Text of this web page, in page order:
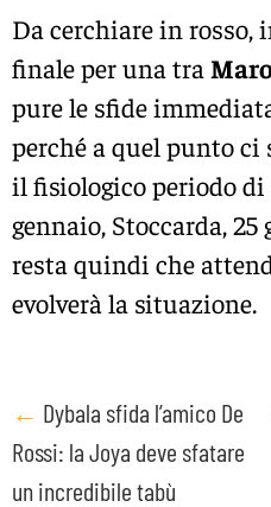
Da cerchiare in rosso,
finale per una tra
pure le sfide
perché a quel punto ci
il fisiologico periodo di
gennaio, Stoccarda,
resta quindi che
evolverà la situazione.
Post
navigation
← Dybala sfida l’amico De
Rossi: la Joya deve sfatare
un incredibile tabù